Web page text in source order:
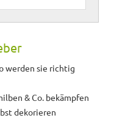
werden sie richtig
& Co. bekämpfen
dekorieren